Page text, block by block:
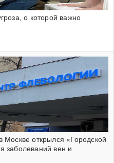
о которой важно
открылся «Городской
заболеваний вен и